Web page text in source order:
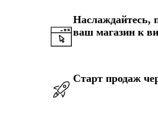
Наслаждайтесь,
ваш магазин к
Старт продаж